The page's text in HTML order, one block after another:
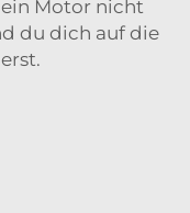
Motor nicht
du dich auf die